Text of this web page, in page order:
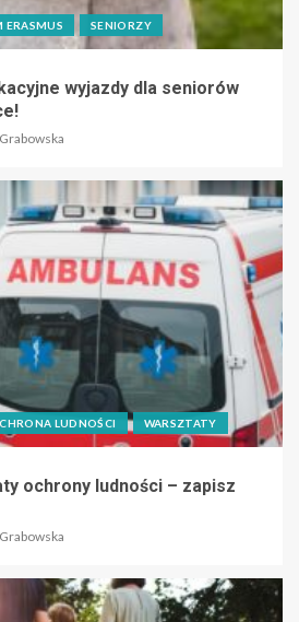
ERASMUS SENIORZY
wyjazdy dla seniorów
LUDNOŚCI WARSZTATY
ochrony ludności – zapisz